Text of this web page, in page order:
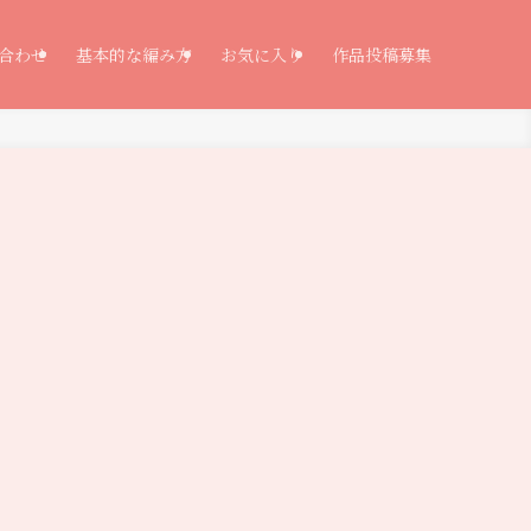
わせ 基本的な編み方 お気に入り 作品投稿募集